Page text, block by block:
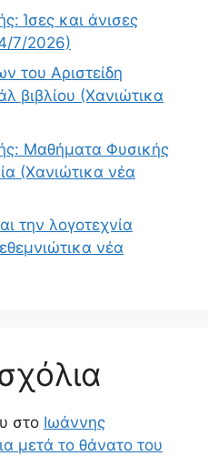
Ίσες και άνισες
7/2026)
του Αριστείδη
βιβλίου (Χανιώτικα
Μαθήματα Φυσικής
(Χανιώτικα νέα
την λογοτεχνία
νέα
στο Ιωάννης
μετά το θάνατο του